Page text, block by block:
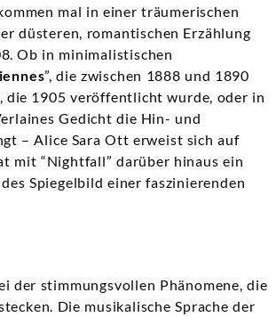
mal in einer träumerischen
düsteren, romantischen Erzählung
Ob in minimalistischen
”, die zwischen 1888 und 1890
die 1905 veröffentlicht wurde, oder in
Gedicht die Hin- und
– Alice Sara Ott erweist sich auf
mit “Nightfall” darüber hinaus ein
Spiegelbild einer faszinierenden
der stimmungsvollen Phänomene, die
Die musikalische Sprache der